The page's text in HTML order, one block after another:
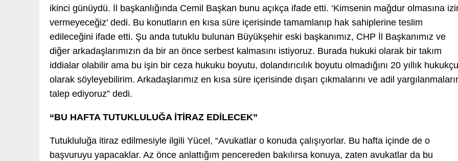
ikinci günüydü. İl başkanlığında Cemil Başkan bunu açıkça ifade etti. ‘Kimsenin mağdur olmasına
vermeyeceğiz’ dedi. Bu konutların en kısa süre içerisinde tamamlanıp hak sahiplerine teslim
edileceğini ifade etti. Şu anda tutuklu bulunan Büyükşehir eski başkanımız, CHP İl Başkanımız ve
diğer arkadaşlarımızın da bir an önce serbest kalmasını istiyoruz. Burada hukuki olarak bir takım
iddialar olabilir ama bu işin bir ceza hukuku boyutu, dolandırıcılık boyutu olmadığını 20 yıllık hukukçu
olarak söyleyebilirim. Arkadaşlarımız en kısa süre içerisinde dışarı çıkmalarını ve adil
talep ediyoruz” dedi.
“BU HAFTA TUTUKLULUĞA İTİRAZ EDİLECEK”
Tutukluluğa itiraz edilmesiyle ilgili Yücel, “Avukatlar o konuda çalışıyorlar. Bu hafta içinde de o
başvuruyu yapacaklar. Az önce anlattığım pencereden bakılırsa konuya, zaten avukatlar da bu